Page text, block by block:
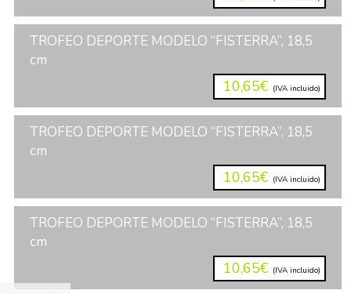
TROFEO DEPORTE MODELO “FISTERRA”, 18,5
cm
10,65€ (IVA incluido)
TROFEO DEPORTE MODELO “FISTERRA”, 18,5
cm
10,65€ (IVA incluido)
TROFEO DEPORTE MODELO “FISTERRA”, 18,5
cm
10,65€ (IVA incluido)